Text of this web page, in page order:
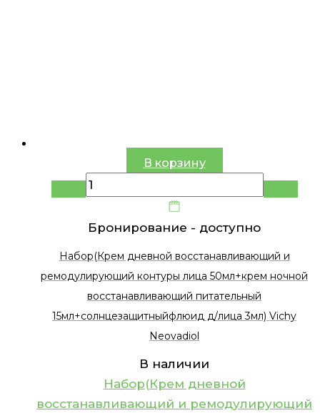
В корзину
Бронирование - доступно
Набор(Крем дневной восстанавливающий и
ремодулирующий контуры лица 50мл+крем ночной
восстанавливающий питательный
15мл+солнцезащитныйфлюид д/лица 3мл) Vichy
Neovadiol
В наличии
Набор(Крем дневной
восстанавливающий и ремодулирующий